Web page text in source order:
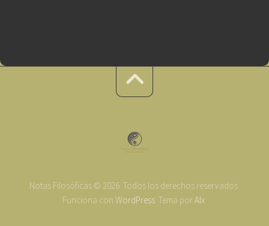
Notas Filosóficas © 2026. Todos los derechos reservados.
Funciona con WordPress. Tema porAlx.